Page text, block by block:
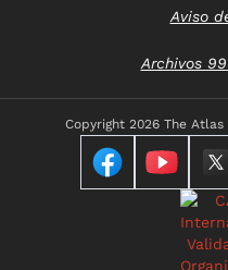
Aviso
Archivos
Copyright 2026 The